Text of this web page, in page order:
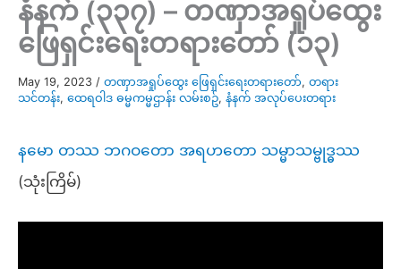
နံနက် (၃၃၇) – တဏှာအရှုပ်ထွေး
ဖြေရှင်းရေးတရားတော် (၁၃)
May 19, 2023 / တဏှာအရှုပ်ထွေး ဖြေရှင်းရေးတရားတော်, တရား
သင်တန်း, ထေရဝါဒ ဓမ္မကမ္မဌာန်း လမ်းစဥ်, နံနက် အလုပ်ပေးတရား
နမော တဿ ဘဂဝတော အရဟတော သမ္မာသမ္ဗုဒ္ဓဿ
(သုံးကြိမ်)